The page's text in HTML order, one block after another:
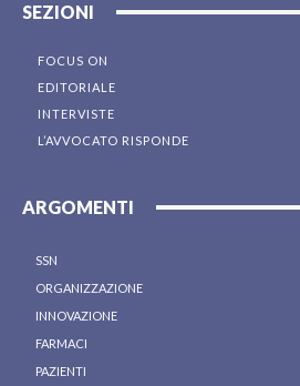
SEZIONI
FOCUS ON
EDITORIALE
INTERVISTE
L’AVVOCATO RISPONDE
ARGOMENTI
SSN
ORGANIZZAZIONE
INNOVAZIONE
FARMACI
PAZIENTI